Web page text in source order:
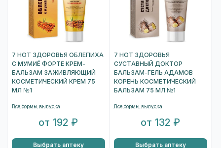
7 НОТ ЗДОРОВЬЯ ОБЛЕПИХА
С МУМИЁ ФОРТЕ КРЕМ-
БАЛЬЗАМ ЗАЖИВЛЯЮЩИЙ
КОСМЕТИЧЕСКИЙ КРЕМ 75
МЛ №1
Все формы выпуска
от 192 ₽
Выбрать аптеку
7 НОТ ЗДОРОВЬЯ
СУСТАВНЫЙ ДОКТОР
БАЛЬЗАМ-ГЕЛЬ АДАМОВ
КОРЕНЬ КОСМЕТИЧЕСКИЙ
БАЛЬЗАМ 75 МЛ №1
Все формы выпуска
от 132 ₽
Выбрать аптеку